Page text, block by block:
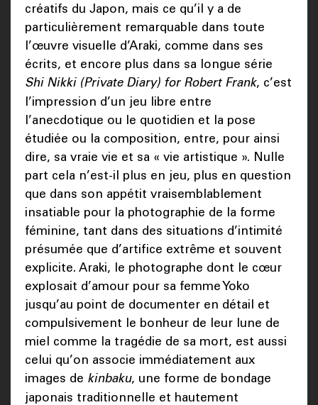
créatifs du Japon, mais ce qu’il y a de
particulièrement remarquable dans toute
l’œuvre visuelle d’Araki, comme dans ses
écrits, et encore plus dans sa longue série
Shi Nikki (Private Diary) for Robert Frank, c’est
l’impression d’un jeu libre entre
l’anecdotique ou le quotidien et la pose
étudiée ou la composition, entre, pour ainsi
dire, sa vraie vie et sa « vie artistique ». Nulle
part cela n’est-il plus en jeu, plus en question
que dans son appétit vraisemblablement
insatiable pour la photographie de la forme
féminine, tant dans des situations d’intimité
présumée que d’artifice extrême et souvent
explicite. Araki, le photographe dont le cœur
explosait d’amour pour sa femme Yoko
jusqu’au point de documenter en détail et
compulsivement le bonheur de leur lune de
miel comme la tragédie de sa mort, est aussi
celui qu’on associe immédiatement aux
images de kinbaku, une forme de bondage
japonais traditionnelle et hautement